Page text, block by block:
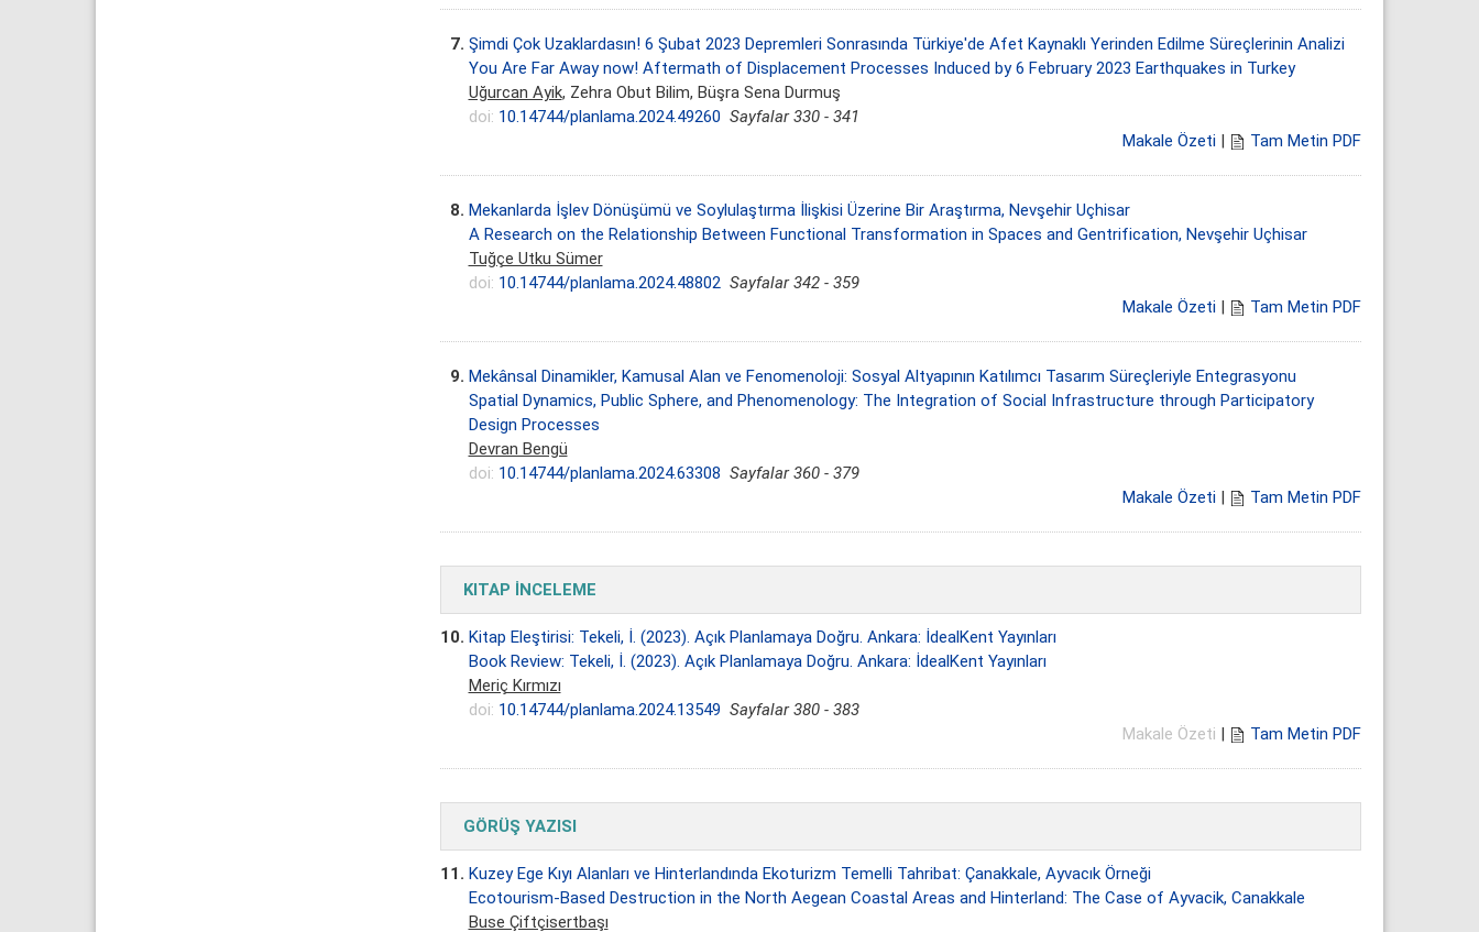
7. Şimdi Çok Uzaklardasın! 6 Şubat 2023 Depremleri Sonrasında Türkiye'de Afet Kaynaklı Yerinden Edilme Süreçlerinin Analizi
You Are Far Away now! Aftermath of Displacement Processes Induced by 6 February 2023 Earthquakes in Turkey
Uğurcan Ayik, Zehra Obut Bilim, Büşra Sena Durmuş
doi: 10.14744/planlama.2024.49260 Sayfalar 330 - 341
Makale Özeti| Tam Metin PDF
8. Mekanlarda İşlev Dönüşümü ve Soylulaştırma İlişkisi Üzerine Bir Araştırma, Nevşehir Uçhisar
A Research on the Relationship Between Functional Transformation in Spaces and Gentrification, Nevşehir Uçhisar
Tuğçe Utku Sümer
doi: 10.14744/planlama.2024.48802 Sayfalar 342 - 359
Makale Özeti| Tam Metin PDF
9. Mekânsal Dinamikler, Kamusal Alan ve Fenomenoloji: Sosyal Altyapının Katılımcı Tasarım Süreçleriyle Entegrasyonu
Spatial Dynamics, Public Sphere, and Phenomenology: The Integration of Social Infrastructure through Participatory
Design Processes
Devran Bengü
doi: 10.14744/planlama.2024.63308 Sayfalar 360 - 379
Makale Özeti| Tam Metin PDF
KITAP İNCELEME
10. Kitap Eleştirisi: Tekeli, İ. (2023). Açık Planlamaya Doğru. Ankara: İdealKent Yayınları
Book Review: Tekeli, İ. (2023). Açık Planlamaya Doğru. Ankara: İdealKent Yayınları
Meriç Kırmızı
doi: 10.14744/planlama.2024.13549 Sayfalar 380 - 383
Makale Özeti | Tam Metin PDF
GÖRÜŞ YAZISI
11. Kuzey Ege Kıyı Alanları ve Hinterlandında Ekoturizm Temelli Tahribat: Çanakkale, Ayvacık Örneği
Ecotourism-Based Destruction in the North Aegean Coastal Areas and Hinterland: The Case of Ayvacik, Canakkale
Buse Çiftçisertbaşı